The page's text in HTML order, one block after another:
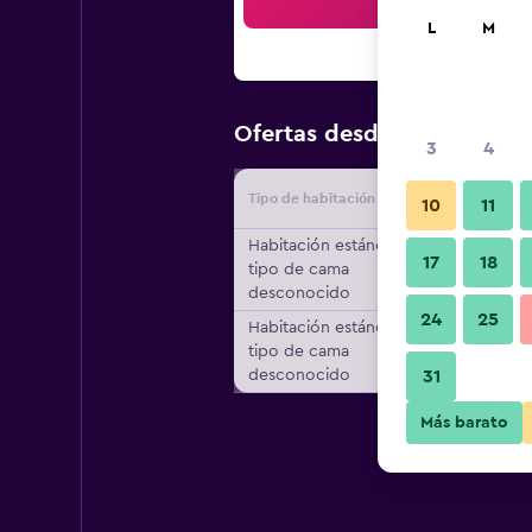
Ofertas desde Oferta
Tipo de habitación
Habitación estándar,
tipo de cama
desconocido
Habitación estándar,
tipo de cama
desconocido
L M
3 4
10 11
17 18
24 25
31
Más barato